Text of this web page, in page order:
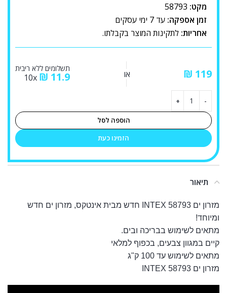
מקט: 58793
זמן אספקה: עד 7 ימי עסקים
אחריות: לתקינות המוצר בקבלתו.
₪ או
תשלומים ללא ריבית
₪ 11.9
הוספה לסל
הזמינו כעת
תיאור
מזרון ים INTEX 58793 חדש מבית אינטקס, מזרון ים חדש
ומיוחד!
מתאים לשימוש בבריכה ובים.
קיים במגוון צבעים, בכפוף למלאי
מתאים לשימוש עד 100 ק"ג
מזרון ים INTEX 58793